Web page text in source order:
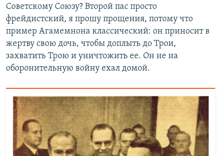
Советскому Союзу? Второй пас просто
фрейдистский, я прошу прощения, потому что
пример Агамемнона классический: он приносит в
жертву свою дочь, чтобы доплыть до Трои,
захватить Трою и уничтожить ее. Он не на
оборонительную войну ехал домой.